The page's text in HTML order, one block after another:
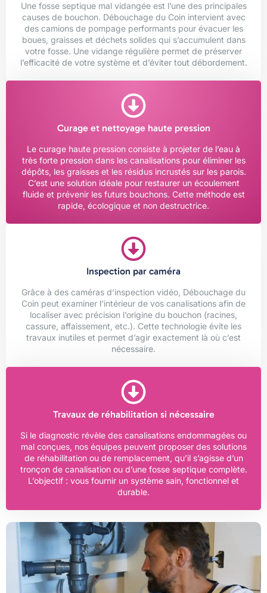
Une fosse septique mal vidangée est l’une des principales
causes de bouchon. Débouchage du Coin intervient avec
des camions de pompage performants pour évacuer les
boues, graisses et déchets solides qui s’accumulent dans
votre fosse. Une vidange régulière permet de préserver
l’efficacité de votre système et d’éviter tout débordement.
Curage et nettoyage haute pression
Le curage haute pression consiste à projeter de l’eau à
très forte pression dans les canalisations pour éliminer les
dépôts, les graisses et les résidus incrustés sur les parois.
C’est une solution idéale pour restaurer un écoulement
fluide et prévenir les futurs bouchons. Cette méthode est
rapide, écologique et non destructrice.
Inspection par caméra
Grâce à des caméras d’inspection vidéo, Débouchage du
Coin peut examiner l’intérieur de vos canalisations afin de
localiser avec précision l’origine du bouchon (racines,
cassure, affaissement, etc.). Cette technologie évite les
travaux inutiles et permet d’agir exactement là où c’est
nécessaire.
Travaux de réhabilitation si nécessaire
Si le diagnostic révèle des canalisations endommagées ou
mal conçues, nos équipes peuvent proposer des solutions
de réhabilitation ou de remplacement, qu’il s’agisse d’un
tronçon de canalisation ou d’une fosse septique complète.
L’objectif : vous fournir un système sain, fonctionnel et
durable.